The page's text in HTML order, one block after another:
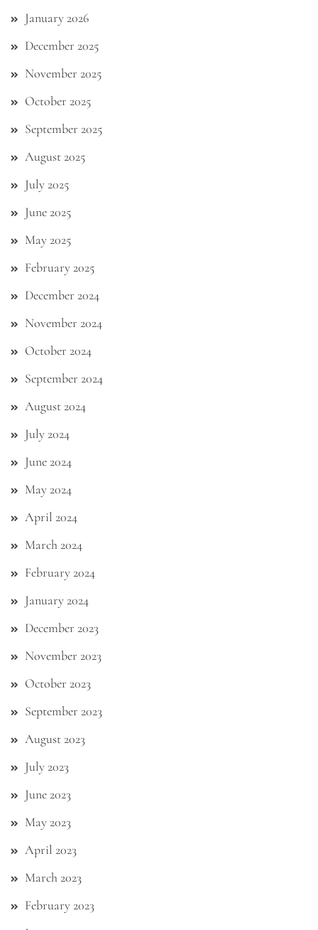
January 2026
December 2025
November 2025
October 2025
September 2025
August 2025
July 2025
June 2025
May 2025
February 2025
December 2024
November 2024
October 2024
September 2024
August 2024
July 2024
June 2024
May 2024
April 2024
March 2024
February 2024
January 2024
December 2023
November 2023
October 2023
September 2023
August 2023
July 2023
June 2023
May 2023
April 2023
March 2023
February 2023